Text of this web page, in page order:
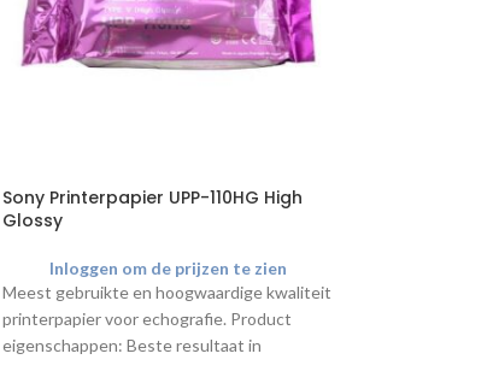
Sony Printerpapier UPP-110HG High
Glossy
Inloggen om de prijzen te zien
Meest gebruikte en hoogwaardige kwaliteit
printerpapier voor echografie. Product
eigenschappen: Beste resultaat in